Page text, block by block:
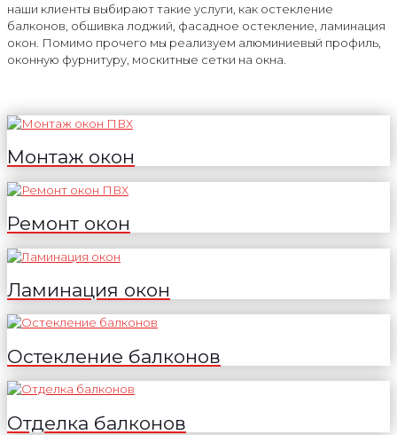
наши клиенты выбирают такие услуги, как остекление
балконов, обшивка лоджий, фасадное остекление, ламинация
окон. Помимо прочего мы реализуем алюминиевый профиль,
оконную фурнитуру, москитные сетки на окна.
Монтаж окон
Ремонт окон
Ламинация окон
Остекление балконов
Отделка балконов